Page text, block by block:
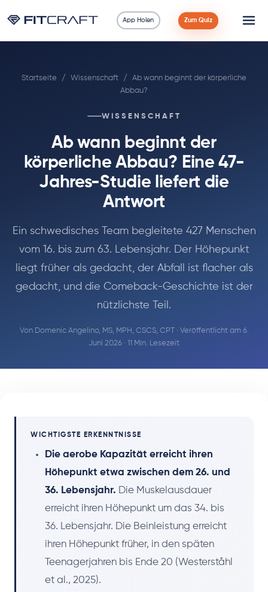
App Holen Zum Quiz
Ratgeber
Übungen
Startseite / Wissenschaft /
Ab wann beginnt der körperliche
Abbau?
WISSENSCHAFT
Ab wann beginnt der
körperliche Abbau? Eine 47-
Jahres-Studie liefert die
Antwort
Ein schwedisches Team begleitete 427 Menschen
vom 16. bis zum 63. Lebensjahr. Der Höhepunkt
liegt früher als gedacht, der Abfall ist flacher als
gedacht, und die Comeback-Geschichte ist der
nützlichste Teil.
Von Domenic Angelino, MS, MPH, CSCS, CPT· Veröffentlicht am 6.
Juni 2026 · 11 Min. Lesezeit
WICHTIGSTE ERKENNTNISSE
Die aerobe Kapazität erreicht ihren
Höhepunkt etwa zwischen dem 26. und
36. Lebensjahr. Die Muskelausdauer
erreicht ihren Höhepunkt um das 34. bis
36. Lebensjahr. Die Beinleistung erreicht
ihren Höhepunkt früher, in den späten
Teenagerjahren bis Ende 20 (Westerståhl
et al., 2025).